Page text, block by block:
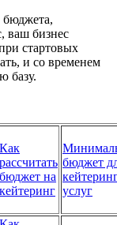
ваш бизнес
стартовых
и со временем
базу.
Как
рассчитать
бюджет на
кейтеринг
бюджет
услуг